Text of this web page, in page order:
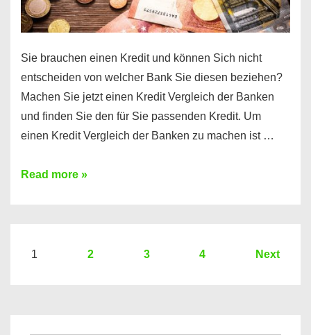
Sie brauchen einen Kredit und können Sich nicht
entscheiden von welcher Bank Sie diesen beziehen?
Machen Sie jetzt einen Kredit Vergleich der Banken
und finden Sie den für Sie passenden Kredit. Um
einen Kredit Vergleich der Banken zu machen ist …
Sie
Hier
Read more »
Seitennummerierung
1 2 3 4 Next